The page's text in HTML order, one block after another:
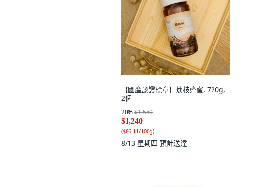
【國產認證標章】荔枝蜂蜜, 720g,
2個
20%$1,550
$1,240
($86.11/100g)
8/13 星期四 預計送達